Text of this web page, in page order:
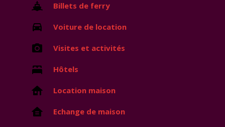
Billets de ferry
Voiture de location
Visites et activités
Hôtels
Location maison
Echange de maison